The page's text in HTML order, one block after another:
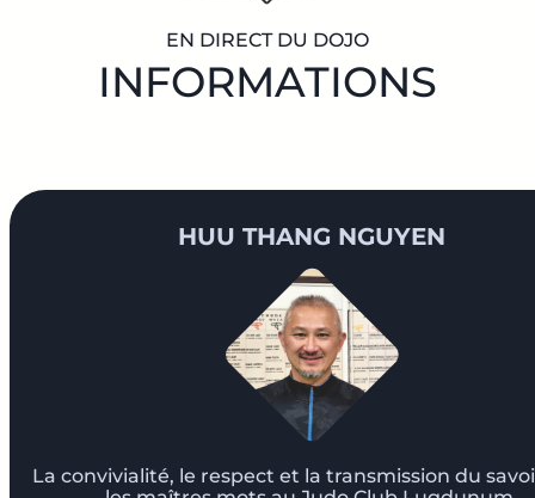
EN DIRECT DU DOJO
INFORMATIONS
HUU THANG NGUYEN
La convivialité, le respect et la transmission du